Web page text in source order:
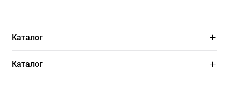
Каталог
Каталог